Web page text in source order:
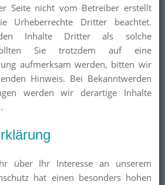
Seite nicht vom Betreiber erstellt
Urheberrechte Dritter beachtet.
Inhalte Dritter als solche
Sie trotzdem auf eine
aufmerksam werden, bitten wir
Hinweis. Bei Bekanntwerden
werden wir derartige Inhalte
über Ihr Interesse an unserem
hat einen besonders hohen